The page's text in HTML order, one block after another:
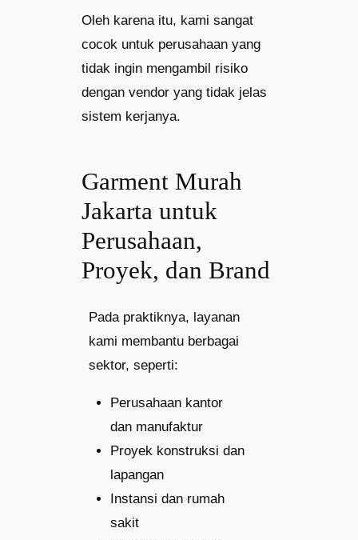
Oleh karena itu, kami sangat
cocok untuk perusahaan yang
tidak ingin mengambil risiko
dengan vendor yang tidak jelas
sistem kerjanya.
Garment Murah
Jakarta untuk
Perusahaan,
Proyek, dan Brand
Pada praktiknya, layanan
kami membantu berbagai
sektor, seperti:
Perusahaan kantor
dan manufaktur
Proyek konstruksi dan
lapangan
Instansi dan rumah
sakit